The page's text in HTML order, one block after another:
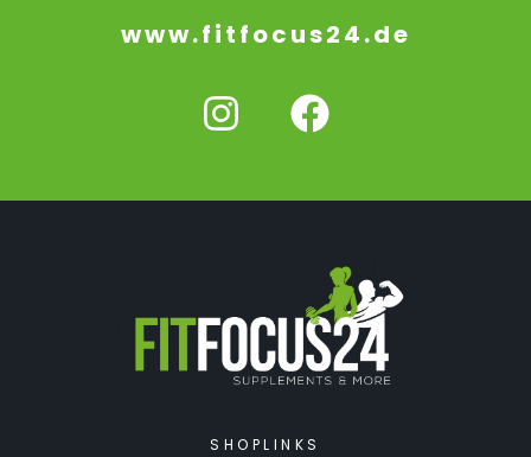
www.fitfocus24.de
SHOPLINKS